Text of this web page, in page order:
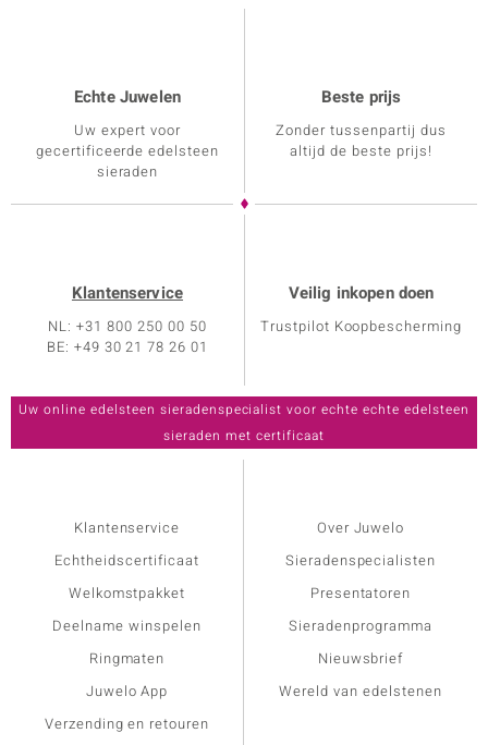
Echte Juwelen
Uw expert voor
gecertificeerde edelsteen
sieraden
Beste prijs
Zonder tussenpartij dus
altijd de beste prijs!
Klantenservice
NL: +31 800 250 00 50
BE: +49 30 21 78 26 01
Veilig inkopen doen
Trustpilot Koopbescherming
Klantenservice
Echtheidscertificaat
Welkomstpakket
Deelname winspelen
Ringmaten
Juwelo App
Verzending en retouren
Over Juwelo
Sieradenspecialisten
Presentatoren
Sieradenprogramma
Nieuwsbrief
Wereld van edelstenen